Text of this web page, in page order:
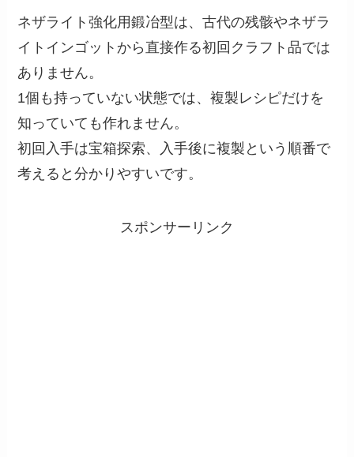
ネザライト強化用鍛冶型は、古代の残骸やネザラ
イトインゴットから直接作る初回クラフト品では
ありません。
1個も持っていない状態では、複製レシピだけを
知っていても作れません。
初回入手は宝箱探索、入手後に複製という順番で
考えると分かりやすいです。
スポンサーリンク